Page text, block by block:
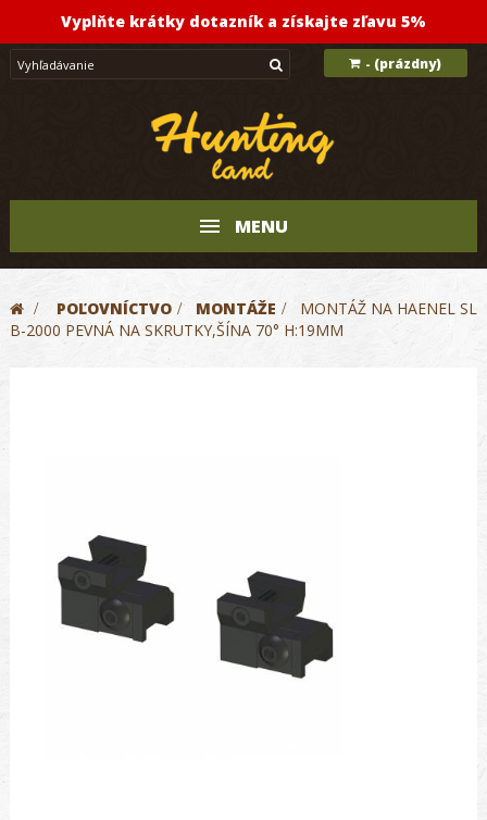
Vyplňte krátky dotazník a získajte zľavu 5%
- (prázdny)
MENU
> POĽOVNÍCTVO > MONTÁŽE >
MONTÁŽ NA HAENEL SL
B-2000 PEVNÁ NA SKRUTKY,ŠÍNA 70° H:19MM